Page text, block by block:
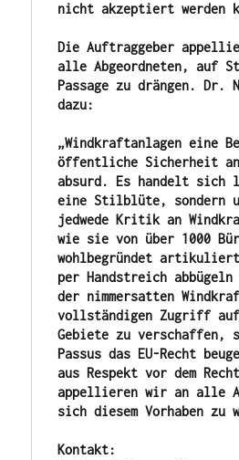
nicht akzeptiert werden
Die Auftraggeber
alle Abgeordneten, auf
Passage zu drängen.
dazu:
„Windkraftanlagen eine
öffentliche Sicherheit
absurd. Es handelt sich
eine Stilblüte, sondern
jedwede Kritik an
wie sie von über 1000
wohlbegründet
per Handstreich abbügeln
der nimmersatten
vollständigen Zugriff
Gebiete zu verschaffen,
Passus das EU-Recht
aus Respekt vor dem
appellieren wir an alle
sich diesem Vorhaben zu
Kontakt: